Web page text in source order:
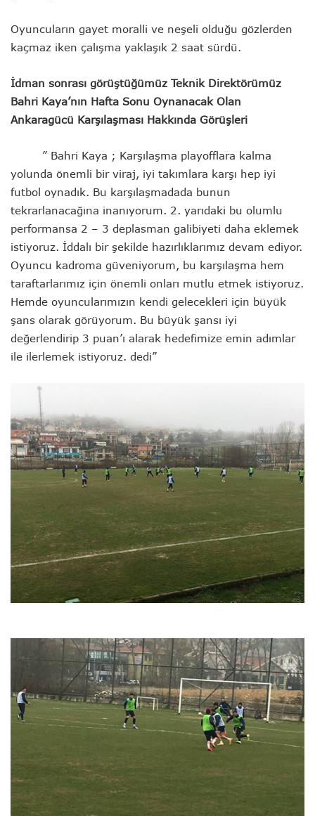
Oyuncuların gayet moralli ve neşeli olduğu gözlerden
kaçmaz iken çalışma yaklaşık 2 saat sürdü.
İdman sonrası görüştüğümüz Teknik Direktörümüz
Bahri Kaya’nın Hafta Sonu Oynanacak Olan
Ankaragücü Karşılaşması Hakkında Görüşleri
” Bahri Kaya ; Karşılaşma playofflara kalma
yolunda önemli bir viraj, iyi takımlara karşı hep iyi
futbol oynadık. Bu karşılaşmadada bunun
tekrarlanacağına inanıyorum. 2. yarıdaki bu olumlu
performansa 2 – 3 deplasman galibiyeti daha eklemek
istiyoruz. İddalı bir şekilde hazırlıklarımız devam ediyor.
Oyuncu kadroma güveniyorum, bu karşılaşma hem
taraftarlarımız için önemli onları mutlu etmek istiyoruz.
Hemde oyuncularımızın kendi gelecekleri için büyük
şans olarak görüyorum. Bu büyük şansı iyi
değerlendirip 3 puan’ı alarak hedefimize emin adımlar
ile ilerlemek istiyoruz. dedi”